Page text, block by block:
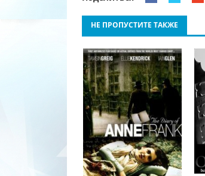
НЕ ПРОПУСТИТЕ ТАКЖЕ